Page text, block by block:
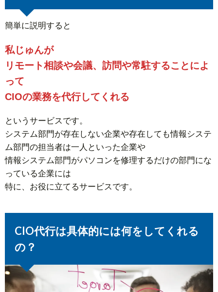
簡単に説明すると
私じゅんが
リモート相談や会議、訪問や常駐することによ
って
CIOの業務を代行してくれる
というサービスです。
システム部門が存在しない企業や存在しても情報システ
ム部門の担当者は一人といった企業や
情報システム部門がパソコンを修理するだけの部門にな
っている企業には
特に、お役に立てるサービスです。
CIO代行は具体的には何をしてくれる
の？